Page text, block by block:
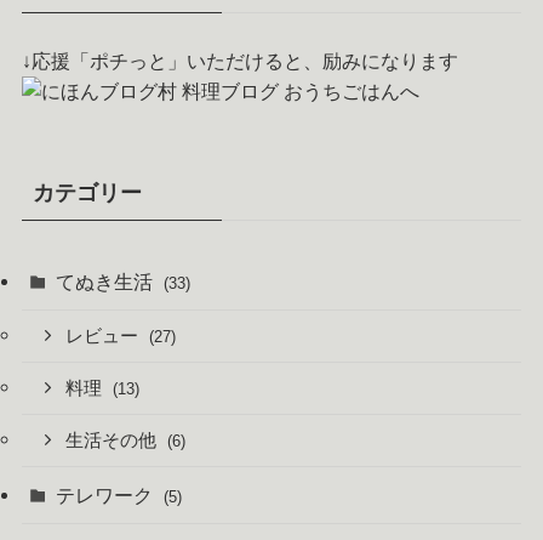
↓応援「ポチっと」いただけると、励みになります
カテゴリー
てぬき生活 (33)
レビュー (27)
料理 (13)
生活その他 (6)
テレワーク (5)